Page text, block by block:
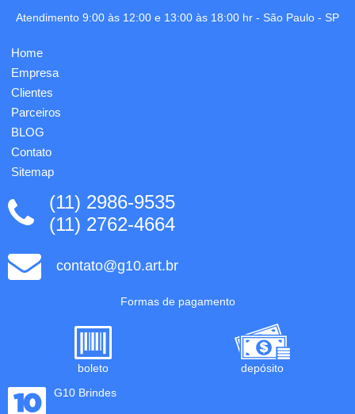
cental,
guardar
para
dentr...
Vermelho.
Atendimento 9:00 às 12:00 e 13:00 às 18:00 hr - São Paulo - SP
Home
Empresa
Clientes
Parceiros
BLOG
Contato
Sitemap
(11) 2986-9535
(11) 2762-4664
contato@g10.art.br
Formas de pagamento
boleto
depósito
G10 Brindes